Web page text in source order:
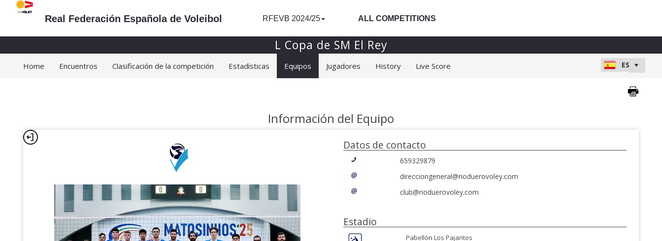
Real Federación Española de Voleibol RFEVB 2024/25 ALL COMPETITIONS
L Copa de SM El Rey
Home Encuentros Clasificación de la competición Estadísticas Equipos Jugadores History Live Score
Información del Equipo
Datos de contacto
659329879
direcciongeneral@rioduerovoley.com
club@rioduerovoley.com
Estadio
Pabellón Los Pajaritos